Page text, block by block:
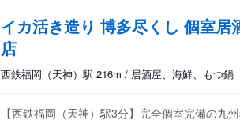
イカ活き造り 博多尽くし 個室
店
西鉄福岡（天神）駅 216m / 居酒屋、海鮮、もつ鍋
【西鉄福岡（天神）駅3分】完全個室完備の九